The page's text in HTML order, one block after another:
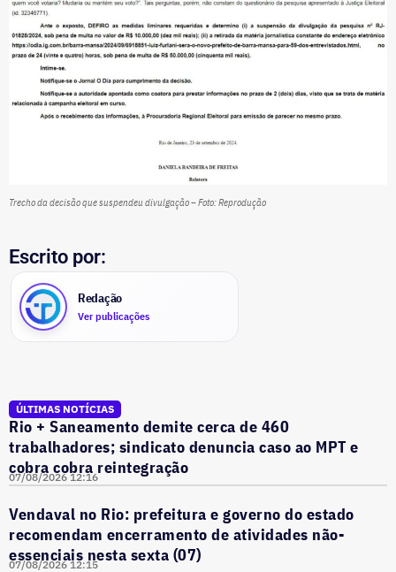
Trecho da decisão que suspendeu divulgação – Foto: Reprodução
Escrito por:
Redação
Ver publicações
ÚLTIMAS NOTÍCIAS
Rio + Saneamento demite cerca de 460
trabalhadores; sindicato denuncia caso ao MPT e
cobra cobra reintegração
07/08/2026 12:16
Vendaval no Rio: prefeitura e governo do estado
recomendam encerramento de atividades não-
essenciais nesta sexta (07)
07/08/2026 12:15